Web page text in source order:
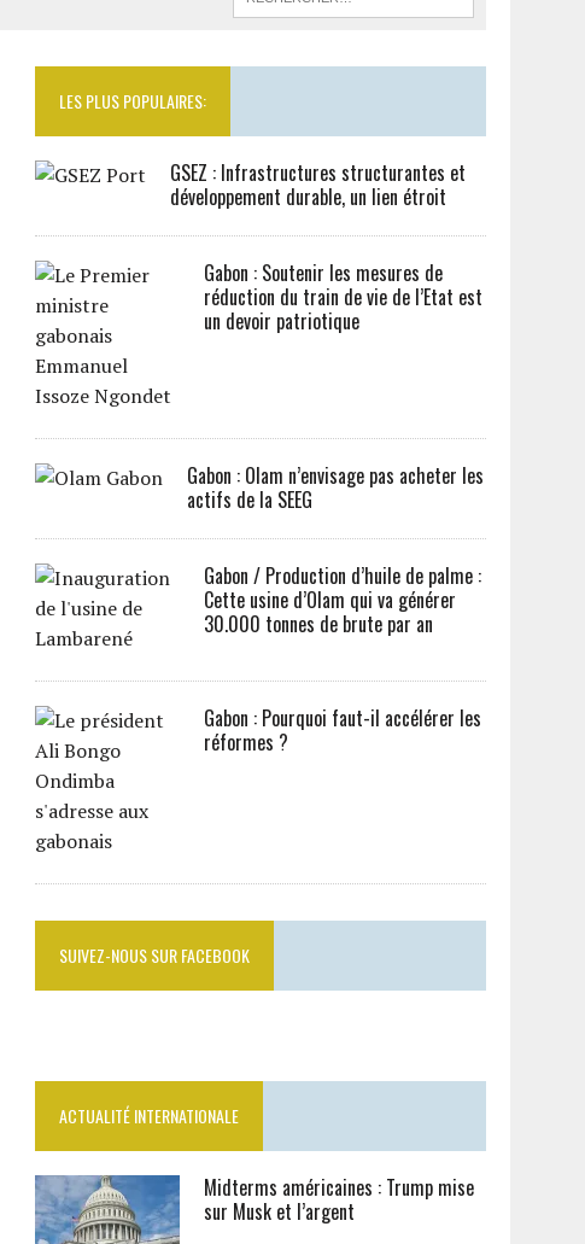
LES PLUS POPULAIRES:
GSEZ : Infrastructures structurantes et
développement durable, un lien étroit
Gabon : Soutenir les mesures de
réduction du train de vie de l’Etat est
un devoir patriotique
Gabon : Olam n’envisage pas acheter les
actifs de la SEEG
Gabon / Production d’huile de palme :
Cette usine d’Olam qui va générer
30.000 tonnes de brute par an
Gabon : Pourquoi faut-il accélérer les
réformes ?
SUIVEZ-NOUS SUR FACEBOOK
ACTUALITÉ INTERNATIONALE
Midterms américaines : Trump mise
sur Musk et l’argent